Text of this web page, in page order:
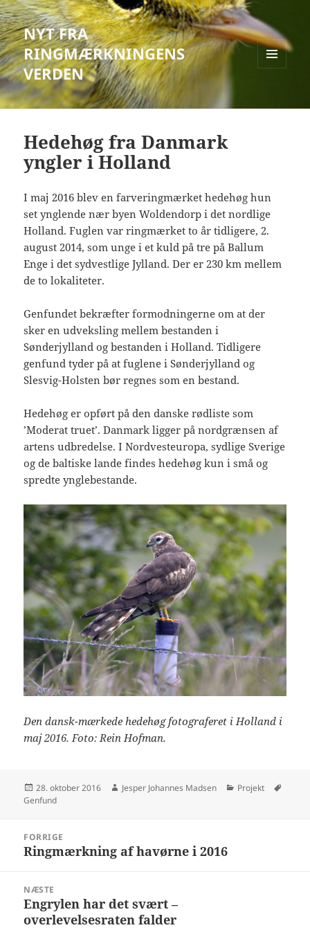
NYT FRA
RINGMÆRKNINGENS
VERDEN
Hedehøg fra Danmark
yngler i Holland
I maj 2016 blev en farveringmærket hedehøg hun
set ynglende nær byen Woldendorp i det nordlige
Holland. Fuglen var ringmærket to år tidligere, 2.
august 2014, som unge i et kuld på tre på Ballum
Enge i det sydvestlige Jylland. Der er 230 km mellem
de to lokaliteter.
Genfundet bekræfter formodningerne om at der
sker en udveksling mellem bestanden i
Sønderjylland og bestanden i Holland. Tidligere
genfund tyder på at fuglene i Sønderjylland og
Slesvig-Holsten bør regnes som en bestand.
Hedehøg er opført på den danske rødliste som
’Moderat truet’. Danmark ligger på nordgrænsen af
artens udbredelse. I Nordvesteuropa, sydlige Sverige
og de baltiske lande findes hedehøg kun i små og
spredte ynglebestande.
Den dansk-mærkede hedehøg fotograferet i Holland i
maj 2016. Foto: Rein Hofman.
Udgivet
i
28. oktober 2016 Forfatter
Jesper Johannes Madsen Kategorier
Projekt
Genfund
FORRIGE
Forrige
Ringmærkning af havørne i 2016
NÆSTE
Næste
indlæg:
Engrylen har det svært –
overlevelsesraten falder